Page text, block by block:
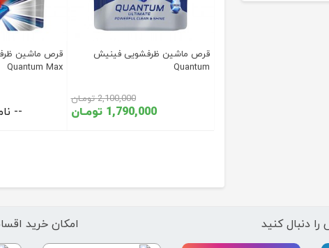
قرص ماشین ظرفشویی فینیش
Quantum
1,790,000 تومـان
2,100,000 تومـان
قرص ماشین
Quantum Max
--
را دنبال کنید امکان خرید